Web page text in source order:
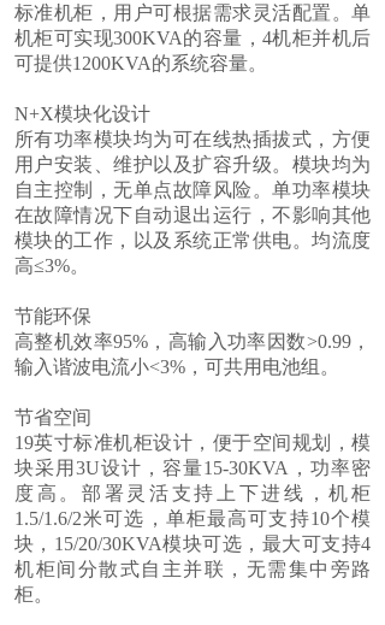
标准机柜，用户可根据需求灵活配置。单
机柜可实现300KVA的容量， 4机柜并机后
可提供1200KVA的系统容量。
N+X模块化设计
所有功率模块均为可在线热插拔式，方便
用户安装、维护以及扩容升级。模块均为
自主控制，无单点故障风险。单功率模块
在故障情况下自动退出运行，不影响其他
模块的工作，以及系统正常供电。均流度
高≤3%。
节能环保
高整机效率95% ，高输入功率因数>0.99，
输入谐波电流小<3% ，可共用电池组。
节省空间
19英寸标准机柜设计，便于空间规划，模
块采用 3U设计，容量15-30KVA ，功率密
度高。部署灵活支持上下进线，机柜
1.5/1.6/2米可选，单柜最高可支持10个模
块， 15/20/30KVA模块可选，最大可支持4
机柜间分散式自主并联，无需集中旁路
柜。